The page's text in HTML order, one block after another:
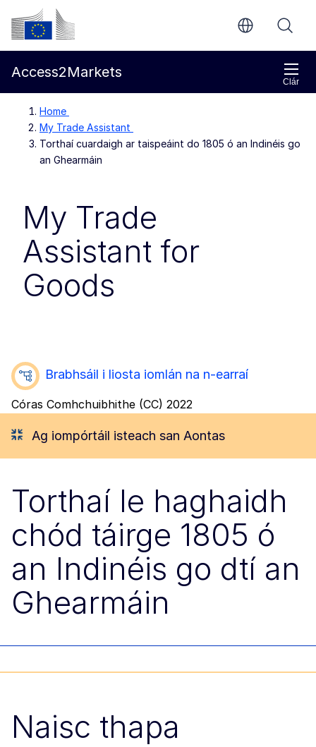
Chuig an bpríomhinneachar
Coimisiún Eorpach
Clár
Access2Markets
Home
My Trade Assistant
Torthaí cuardaigh ar taispeáint do 1805 ó an Indinéis go
an Ghearmáin
My Trade
Assistant for
Goods
Brabhsáil i liosta iomlán na n-earraí
Córas Comhchuibhithe (CC) 2022
Ag iompórtáil isteach san Aontas
Torthaí le haghaidh
chód táirge 1805 ó
an Indinéis go dtí an
Ghearmáin
Naisc thapa